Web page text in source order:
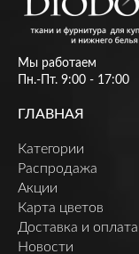
Мы работаем
Пн.-Пт. 9:00 - 17:00
ГЛАВНАЯ
Категории
Распродажа
Акции
Карта цветов
Доставка и оплата
Новости